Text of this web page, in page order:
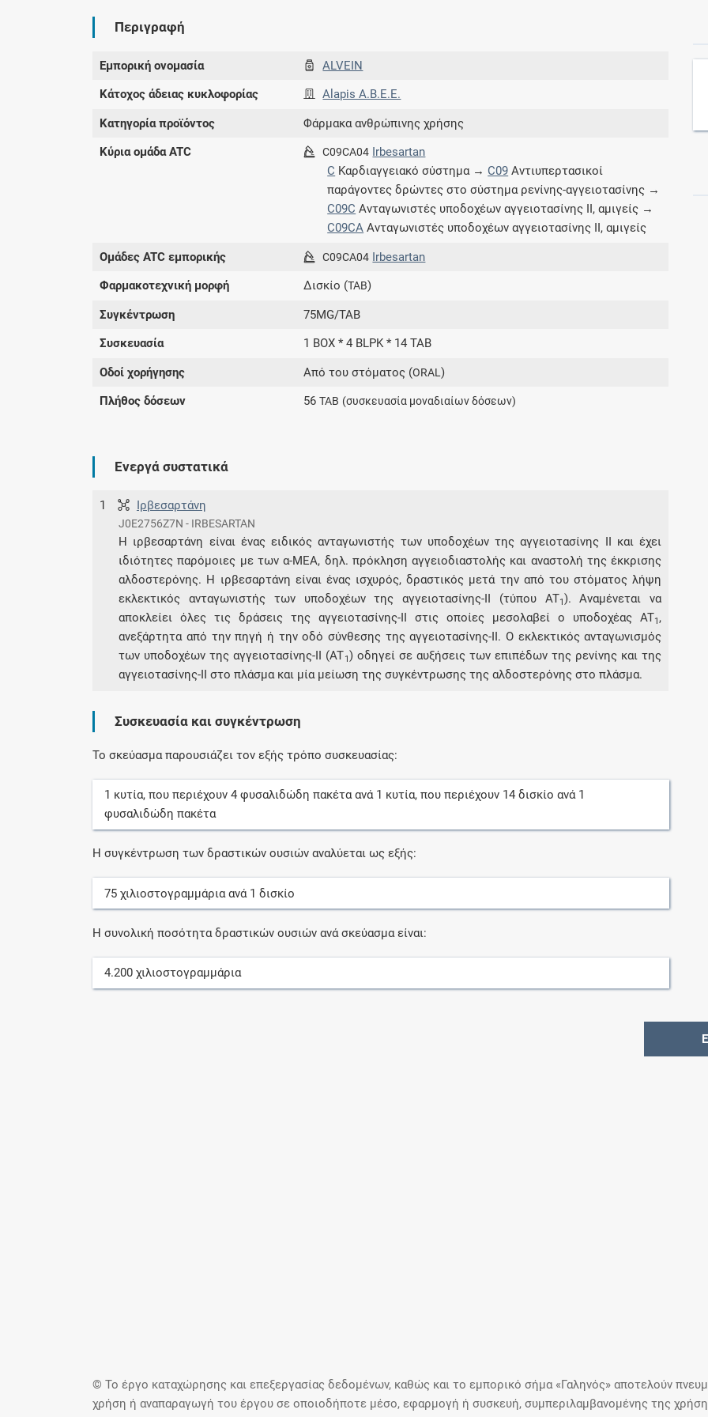
επιπλέον παροχές των συνδρομητικών
Ενδείξεις και αγωγές
Βρείτε θεραπευτικές ενδείξεις και αγωγές για
νόσους, συμπτώματα και ιατρικές πράξεις
Μοιραζόμαστε μαζί σας γεγονότα της
σήμερα
Περιγραφή
Εμπορική ονομασία ALVEIN
Κάτοχος άδειας κυκλοφορίας Alapis A.B.E.E.
Κατηγορία προϊόντος Φάρμακα ανθρώπινης χρήσης
Κύρια ομάδα ATC C09CA04 Irbesartan
C Καρδιαγγειακό σύστημα → C09 Αντιυπερτασικοί
παράγοντες δρώντες στο σύστημα ρενίνης-αγγειοτασίνης →
C09C Ανταγωνιστές υποδοχέων αγγειοτασίνης ΙΙ, αμιγείς →
C09CA Ανταγωνιστές υποδοχέων αγγειοτασίνης ΙΙ, αμιγείς
Ομάδες ATC εμπορικής C09CA04 Irbesartan
Φαρμακοτεχνική μορφή Δισκίο (TAB)
Συγκέντρωση 75MG/TAB
Συσκευασία 1 BOX * 4 BLPK * 14 TAB
Οδοί χορήγησης Από του στόματος (ORAL)
Πλήθος δόσεων 56TAB (συσκευασία μοναδιαίων δόσεων)
Ενεργά συστατικά
1 Ιρβεσαρτάνη
J0E2756Z7N - IRBESARTAN
Η ιρβεσαρτάνη είναι ένας ειδικός ανταγωνιστής των υποδοχέων της αγγειοτασίνης ΙΙ και έχει
ιδιότητες παρόμοιες με των α-ΜΕΑ, δηλ. πρόκληση αγγειοδιαστολής και αναστολή της έκκρισης
αλδοστερόνης. Η ιρβεσαρτάνη είναι ένας ισχυρός, δραστικός μετά την από του στόματος λήψη
εκλεκτικός ανταγωνιστής των υποδοχέων της αγγειοτασίνης-II (τύπου AT1). Αναμένεται να
αποκλείει όλες τις δράσεις της αγγειοτασίνης-II στις οποίες μεσολαβεί ο υποδοχέας AT1,
ανεξάρτητα από την πηγή ή την οδό σύνθεσης της αγγειοτασίνης-II. O εκλεκτικός ανταγωνισμός
των υποδοχέων της αγγειοτασίνης-II (AT1) οδηγεί σε αυξήσεις των επιπέδων της ρενίνης και της
αγγειοτασίνης-II στο πλάσμα και μία μείωση της συγκέντρωσης της αλδοστερόνης στο πλάσμα.
Συσκευασία και συγκέντρωση
Το σκεύασμα παρουσιάζει τον εξής τρόπο συσκευασίας:
1 κυτία, που περιέχουν4 φυσαλιδώδη πακέταανά 1 κυτία, που περιέχουν 14 δισκίο ανά 1
φυσαλιδώδη πακέτα
Η συγκέντρωση των δραστικών ουσιών αναλύεται ως εξής:
75 χιλιοστογραμμάριαανά 1 δισκίο
Η συνολική ποσότητα δραστικών ουσιών ανά σκεύασμα είναι:
4.200 χιλιοστογραμμάρια
© Το έργο καταχώρησης και επεξεργασίας δεδομένων, καθώς και το εμπορικό σήμα «Γαληνός» αποτελούν
χρήση ή αναπαραγωγή του έργου σε οποιοδήποτε μέσο, εφαρμογή ή συσκευή, συμπεριλαμβανομένης της